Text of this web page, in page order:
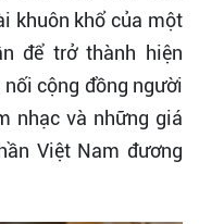
khuôn khổ của một
để trở thành hiện
cộng đồng người
nhạc và những giá
Việt Nam đương